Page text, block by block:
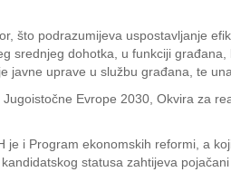
što podrazumijeva uspostavljanje
srednjeg dohotka, u funkciji
uprave u službu građana, te
Evrope 2030, Okvira za
i Program ekonomskih reformi, a
statusa zahtijeva